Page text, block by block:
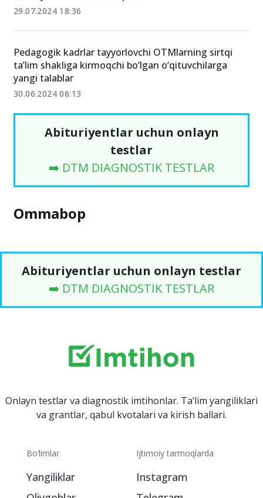
29.07.2024 18:36
Pedagogik kadrlar tayyorlovchi OTMlarning sirtqi
ta’lim shakliga kirmoqchi bo‘lgan o‘qituvchilarga
yangi talablar
30.06.2024 06:13
Abituriyentlar uchun onlayn
testlar
➡️ DTM DIAGNOSTIK TESTLAR
Ommabop
Abituriyentlar uchun onlayn testlar
➡️ DTM DIAGNOSTIK TESTLAR
Onlayn testlar va diagnostik imtihonlar. Ta‘lim yangiliklari
va grantlar, qabul kvotalari va kirish ballari.
Bo‘limlar
Yangiliklar
Ijtimoiy tarmoqlarda
Instagram